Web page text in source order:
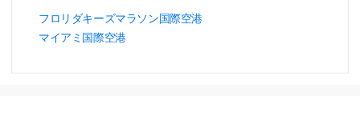
フロリダキーズマラソン国際空港
マイアミ国際空港